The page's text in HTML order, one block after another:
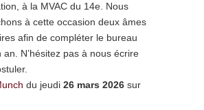
à la MVAC du 14e. Nous
à cette occasion deux âmes
afin de compléter le bureau
an. N’hésitez pas à nous écrire
du jeudi 26 mars 2026 sur